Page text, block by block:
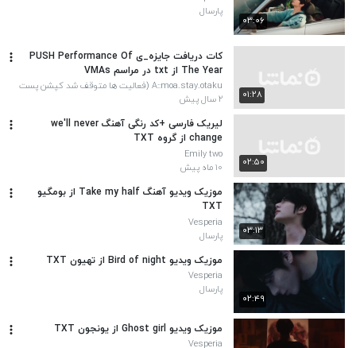
۰۳:۰۶
پارسال
۰۱:۲۸
کات دریافت جایزه_ی PUSH Performance Of
The Year از txt در مراسم VMAs
A::moa.stay.otaku (فعالیت ها متوقف شد کپشن پست
آخر چک بشه^^)
۲ سال پیش
۰۲:۵۰
لیریک فارسی +کد رنگی آهنگ we'll never
change از گروه TXT
Emily two
۱۰ ماه پیش
۰۳:۱۳
موزیک ویدیو آهنگ Take my half از بومگیو
TXT
Vesperia
پارسال
۰۲:۴۹
موزیک ویدیو Bird of night از تهیون TXT
Vesperia
پارسال
موزیک ویدیو Ghost girl از یونجون TXT
Vesperia